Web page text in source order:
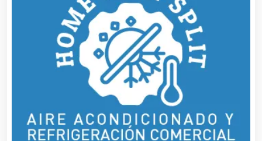
Artículos para el Hogar
Artículos para Regalos
Artículos Personales
Artículos Publicitarios